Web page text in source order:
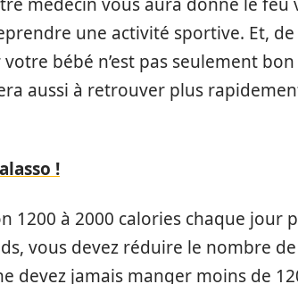
une activité sportive. Et, de
bébé n’est pas seulement
aussi à retrouver plus
!
1200 à 2000 calories chaque jour
vous devez réduire le nombre de
devez jamais manger moins de